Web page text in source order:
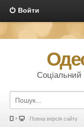
Войти
Соціальний
Повна версія сайту